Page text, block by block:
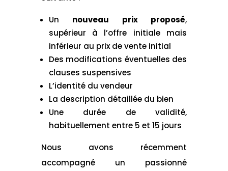
Un nouveau prix proposé,
supérieur à l’offre initiale mais
inférieur au prix de vente initial
Des modifications éventuelles des
clauses suspensives
L’identité du vendeur
La description détaillée du bien
Une durée de validité,
habituellement entre 5 et 15 jours
Nous avons récemment
accompagné un passionné